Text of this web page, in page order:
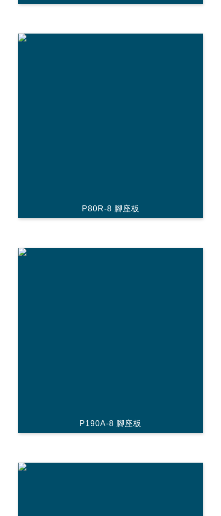
P80R-8 腳座板
P190A-8 腳座板